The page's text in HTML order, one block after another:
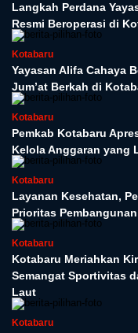
Langkah Perdana
Resmi Beroperasi di
Kotabaru
Yayasan Alifa Cahaya
Jum’at Berkah di
Kotabaru
Pemkab Kotabaru
Kelola Anggaran yang
Kotabaru
Layanan Kesehatan,
Prioritas
Kotabaru
Kotabaru Meriahkan
Semangat Sportivitas
Laut
Kotabaru